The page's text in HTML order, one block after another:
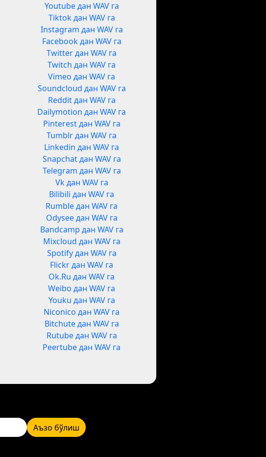
Youtube дан WAV га
Tiktok дан WAV га
Instagram дан WAV га
Facebook дан WAV га
Twitter дан WAV га
Twitch дан WAV га
Vimeo дан WAV га
Soundcloud дан WAV га
Reddit дан WAV га
Dailymotion дан WAV га
Pinterest дан WAV га
Tumblr дан WAV га
Linkedin дан WAV га
Snapchat дан WAV га
Telegram дан WAV га
Vk дан WAV га
Bilibili дан WAV га
Rumble дан WAV га
Odysee дан WAV га
Bandcamp дан WAV га
Mixcloud дан WAV га
Spotify дан WAV га
Flickr дан WAV га
Ok.Ru дан WAV га
Weibo дан WAV га
Youku дан WAV га
Niconico дан WAV га
Bitchute дан WAV га
Rutube дан WAV га
Peertube дан WAV га
Аъзо бўлиш